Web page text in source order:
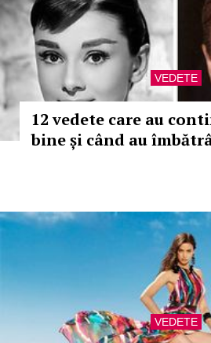
VEDETE
12 vedete care au
bine și când au
VEDETE